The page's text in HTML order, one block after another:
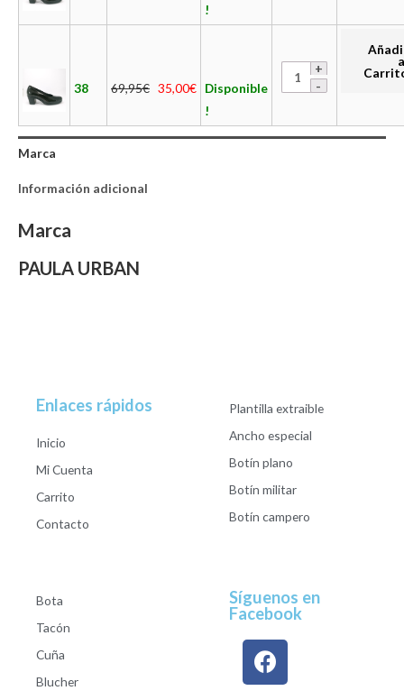
!
38 69,95€ 35,00€ Disponible
!
Marca
Información adicional
Marca
PAULA URBAN
Enlaces rápidos
Inicio
Mi Cuenta
Carrito
Contacto
Plantilla extraible
Ancho especial
Botín plano
Botín militar
Botín campero
Bota
Tacón
Cuña
Blucher
Síguenos en
Facebook